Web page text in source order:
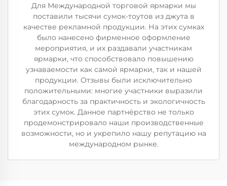
Для Международной торговой ярмарки мы
поставили тысячи сумок-тоутов из джута в
качестве рекламной продукции. На этих сумках
было нанесено фирменное оформление
мероприятия, и их раздавали участникам
ярмарки, что способствовало повышению
узнаваемости как самой ярмарки, так и нашей
продукции. Отзывы были исключительно
положительными: многие участники выразили
благодарность за практичность и экологичность
этих сумок. Данное партнёрство не только
продемонстрировало наши производственные
возможности, но и укрепило нашу репутацию на
международном рынке.